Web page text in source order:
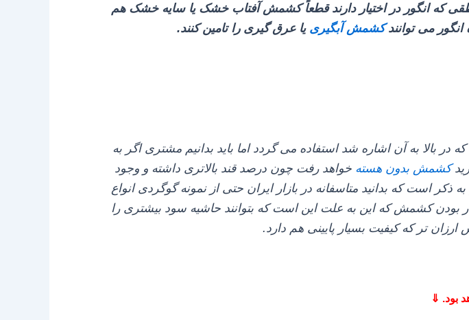
که انگور در اختیار دارند قطعاً کشمش آفتاب خشک یا سایه خشک هم
می‌ توانندکشمش آبگیری یا عرق‌ گیری را تامین کنند.
در بالا به آن اشاره شد استفاده می‌ گردد اما باید بدانیم مشتری اگر به
کشمش بدون هسته خواهد رفت چون درصد قند بالاتری داشته و وجود
ذکر است که بدانید متاسفانه در بازار ایران حتی از نمونه گوگردی انواع
کشمش که این به علت این است که بتوانند حاشیه سود بیشتری را
تر که کیفیت بسیار پایینی هم دارد.
بود. ⇓